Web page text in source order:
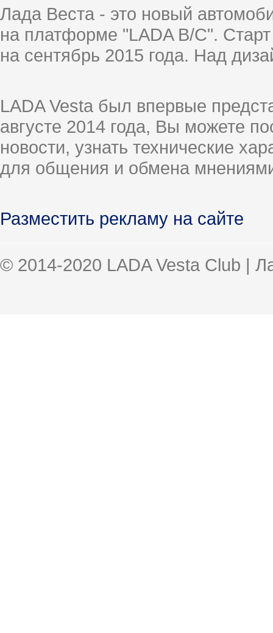
Лада Веста - это новый
на платформе "LADA B/C".
на сентябрь 2015 года. Над
LADA Vesta был впервые
августе 2014 года, Вы можете
новости, узнать технические
для общения и обмена
Разместить рекламу на сайте
© 2014-2020 LADA Vesta Club |